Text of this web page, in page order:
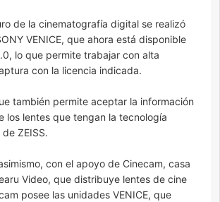
de la cinematografía digital se realizó
VENICE, que ahora está disponible
lo que permite trabajar con alta
con la licencia indicada.
también permite aceptar la información
los lentes que tengan la tecnología
ZEISS.
con el apoyo de Cinecam, casa
Video, que distribuye lentes de cine
posee las unidades VENICE, que